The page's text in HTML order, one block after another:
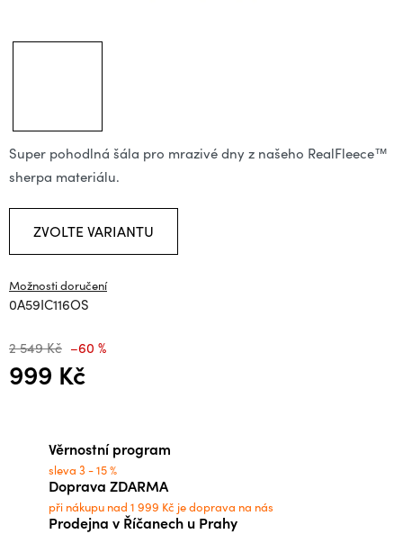
Super pohodlná šála pro mrazivé dny z našeho RealFleece™
sherpa materiálu.
ZVOLTE VARIANTU
Možnosti doručení
0A59IC116OS
2 549 Kč –60 %
999 Kč
Věrnostní program
sleva 3 - 15 %
Doprava ZDARMA
při nákupu nad 1 999 Kč je doprava na nás
Prodejna v Říčanech u Prahy